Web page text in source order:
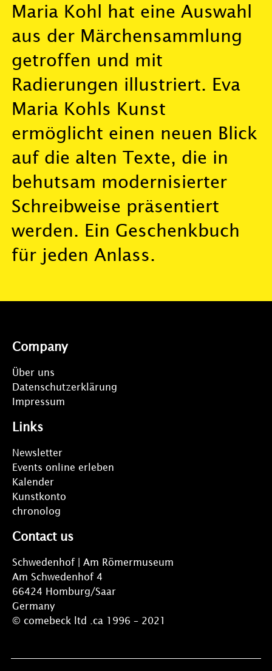
Maria Kohl hat eine Auswahl
aus der Märchensammlung
getroffen und mit
Radierungen illustriert. Eva
Maria Kohls Kunst
ermöglicht einen neuen Blick
auf die alten Texte, die in
behutsam modernisierter
Schreibweise präsentiert
werden. Ein Geschenkbuch
für jeden Anlass.
Company
Über uns
Datenschutzerklärung
Impressum
Links
Newsletter
Events online erleben
Kalender
Kunstkonto
chronolog
Contact us
Schwedenhof | Am Römermuseum
Am Schwedenhof 4
66424 Homburg/Saar
Germany
© comebeck ltd .ca 1996 – 2021